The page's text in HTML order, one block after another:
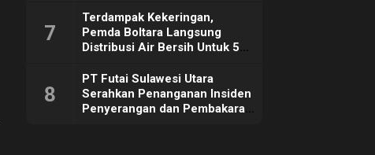
7
Terdampak Kekeringan,
Pemda Boltara Langsung
Distribusi Air Bersih Untuk 50
8
PT Futai Sulawesi Utara
Serahkan Penanganan Insiden
Penyerangan dan Pembakaran